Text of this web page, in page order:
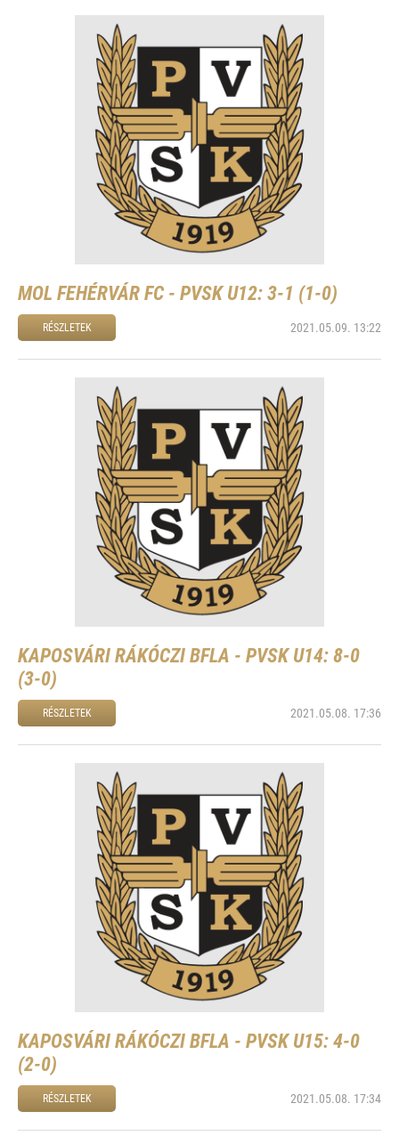
MOL FEHÉRVÁR FC - PVSK U12: 3-1 (1-0)
RÉSZLETEK 2021.05.09. 13:22
KAPOSVÁRI RÁKÓCZI BFLA - PVSK U14: 8-0
(3-0)
RÉSZLETEK 2021.05.08. 17:36
KAPOSVÁRI RÁKÓCZI BFLA - PVSK U15: 4-0
(2-0)
RÉSZLETEK 2021.05.08. 17:34